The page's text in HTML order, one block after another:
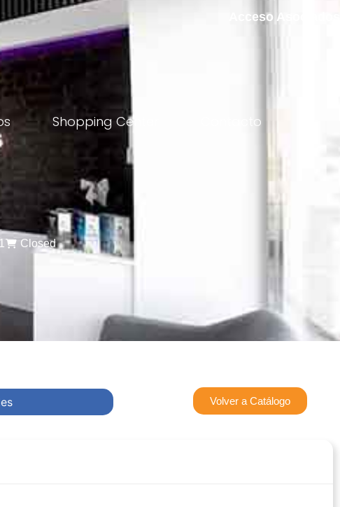
Acceso Asociados
Shopping Center Contacto
Closed
Volver a Catálogo